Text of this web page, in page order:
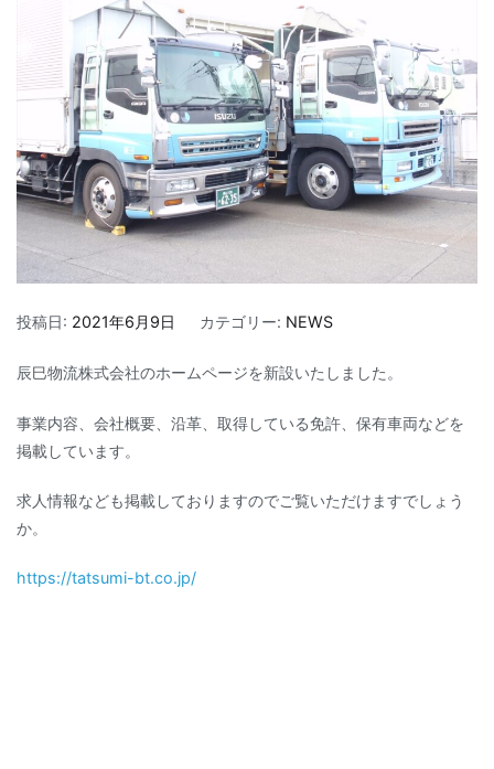
投稿日: 2021年6月9日 カテゴリー: NEWS
辰巳物流株式会社のホームページを新設いたしました。
事業内容、会社概要、沿革、取得している免許、保有車両などを
掲載しています。
求人情報なども掲載しておりますのでご覧いただけますでしょう
か。
https://tatsumi-bt.co.jp/